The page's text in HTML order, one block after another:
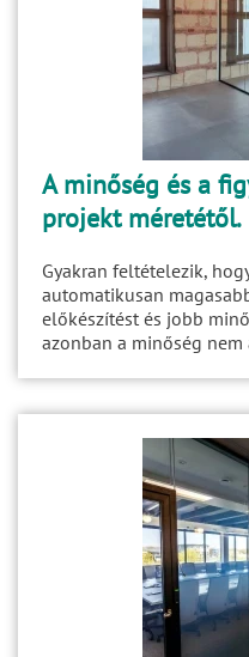
A minőség és a
projekt méretétől.
Gyakran feltételezik,
automatikusan
előkészítést és jobb
azonban a minőség